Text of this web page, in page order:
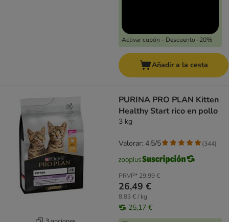
Activar cupón - Descuento -20%
Añadir a la cesta
PURINA PRO PLAN Kitten
Healthy Start rico en pollo
3 kg
PRVP* 29,99 €
26,49 €
8,83 € / kg
25,17 €
Valorar: 4.5/5 (344)